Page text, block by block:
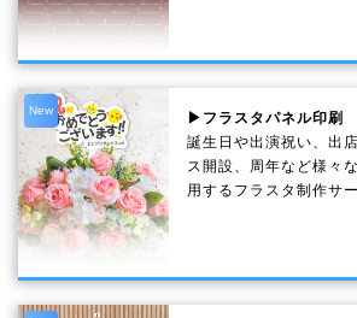
New
▶フラスタパネル印刷
誕生日や出演祝い、出
ス開設、周年など様々
用するフラスタ制作サ